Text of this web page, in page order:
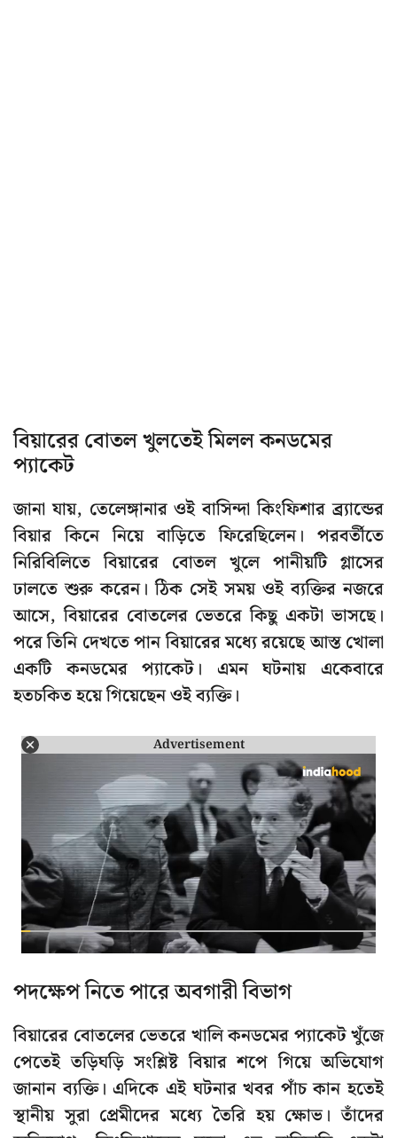
বিয়ারের বোতল খুলতেই মিলল কনডমের
প্যাকেট
জানা যায়, তেলেঙ্গানার ওই বাসিন্দা কিংফিশার ব্র্যান্ডের
বিয়ার কিনে নিয়ে বাড়িতে ফিরেছিলেন। পরবর্তীতে
নিরিবিলিতে বিয়ারের বোতল খুলে পানীয়টি গ্লাসের
ঢালতে শুরু করেন। ঠিক সেই সময় ওই ব্যক্তির নজরে
আসে, বিয়ারের বোতলের ভেতরে কিছু একটা ভাসছে।
পরে তিনি দেখতে পান বিয়ারের মধ্যে রয়েছে আস্ত খোলা
একটি কনডমের প্যাকেট। এমন ঘটনায় একেবারে
হতচকিত হয়ে গিয়েছেন ওই ব্যক্তি।
Advertisement
পদক্ষেপ নিতে পারে অবগারী বিভাগ
বিয়ারের বোতলের ভেতরে খালি কনডমের প্যাকেট খুঁজে
পেতেই তড়িঘড়ি সংশ্লিষ্ট বিয়ার শপে গিয়ে অভিযোগ
জানান ব্যক্তি। এদিকে এই ঘটনার খবর পাঁচ কান হতেই
স্থানীয় সুরা প্রেমীদের মধ্যে তৈরি হয় ক্ষোভ। তাঁদের